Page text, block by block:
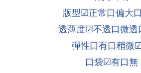
版型 ☑正常 口偏大口
透薄度☑不透口微透
彈性口有口稍微☑
口袋☑有口無